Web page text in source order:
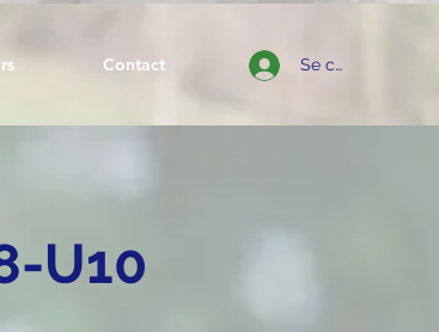
Contact Se connecter
U10